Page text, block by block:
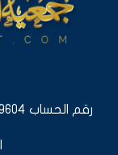
رقم الحساب 89604 بنك فيصل الإسلامي - فرع مصر الجديدة